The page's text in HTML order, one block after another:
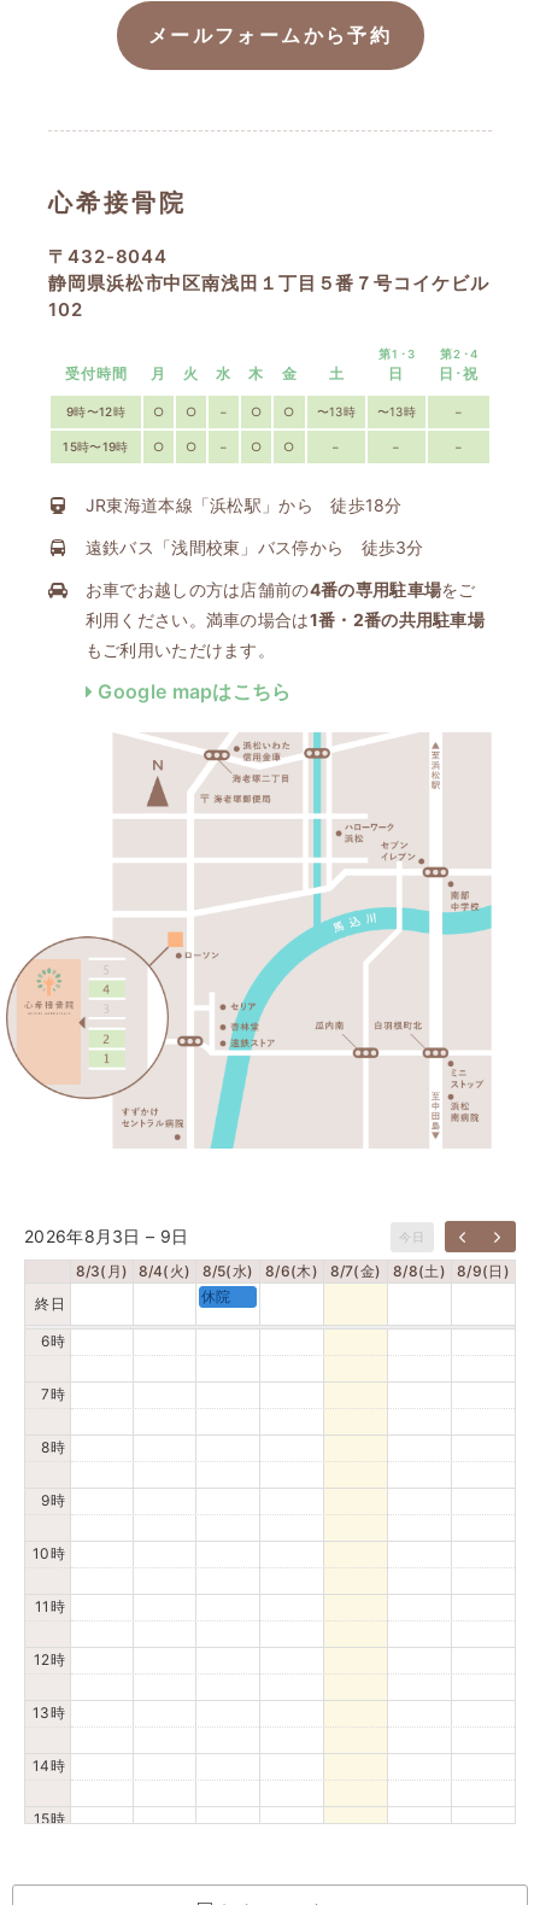
メールフォームから予約
心希接骨院
〒432-8044
静岡県浜松市中区南浅田１丁目５番７号コイケビル
102
受付時間 月 火 水 木 金 土
第1･3
日
第2･4
日･祝
9時〜12時 ○ ○ − ○ ○ 〜13時 〜13時 −
15時〜19時 ○ ○ − ○ ○ − − −
JR東海道本線「浜松駅」から 徒歩18分
遠鉄バス「浅間校東」バス停から 徒歩3分
お車でお越しの方は店舗前の4番の専用駐車場をご
利用ください。満車の場合は1番・2番の共用駐車場
もご利用いただけます。
Google mapはこちら
2026年8月3日 – 9日 今日
8/3(月) 8/4(火) 8/5(水) 8/6(木) 8/7(金) 8/8(土)
8/9(日)
終日
休院
4時
6時
7時
8時
9時
10時
11時
12時
13時
14時
15時